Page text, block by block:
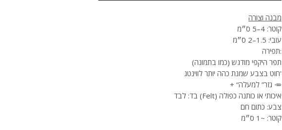
מבנה וצורה
קוטר: 4–5 ס״מ
עובי: 1.5–2 ס״מ
תפירה:
תפר היקפי מודגש (כמו בתמונה)
חוט בצבע שמנת כהה יותר לווינטג'
+ “גזר” למעלה 🥕
בד: לבד (Felt) איכותי או כותנה כפולה
צבע: כתום חם
קוטר: ~1 ס״מ